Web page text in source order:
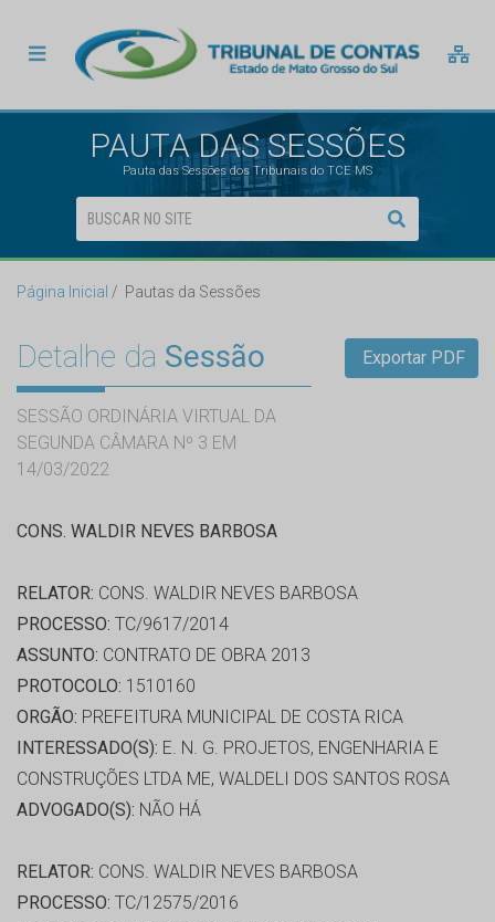
PAUTA DAS SESSÕES
Pauta das Sessões dos Tribunais do TCE MS
Página Inicial Pautas da Sessões
Detalhe da Sessão
SESSÃO ORDINÁRIA VIRTUAL DA
SEGUNDA CÂMARA Nº 3 EM
14/03/2022
Exportar PDF
CONS. WALDIR NEVES BARBOSA
RELATOR: CONS. WALDIR NEVES BARBOSA
PROCESSO: TC/9617/2014
ASSUNTO: CONTRATO DE OBRA 2013
PROTOCOLO: 1510160
ORGÃO: PREFEITURA MUNICIPAL DE COSTA RICA
INTERESSADO(S): E. N. G. PROJETOS, ENGENHARIA E
CONSTRUÇÕES LTDA ME, WALDELI DOS SANTOS ROSA
ADVOGADO(S): NÃO HÁ
RELATOR: CONS. WALDIR NEVES BARBOSA
PROCESSO: TC/12575/2016